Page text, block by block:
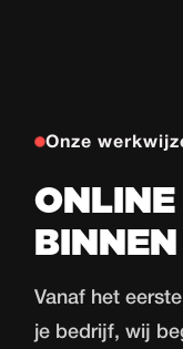
Onze
Vanaf het
je bedrijf, wij